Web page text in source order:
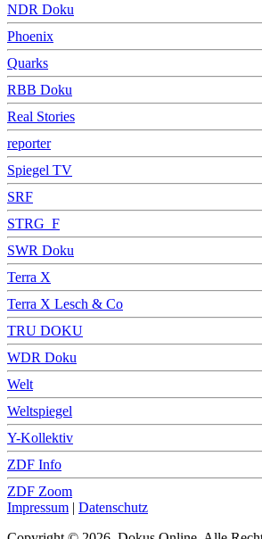
NDR Doku
Phoenix
Quarks
RBB Doku
Real Stories
reporter
Spiegel TV
SRF
STRG_F
SWR Doku
Terra X
Terra X Lesch & Co
TRU DOKU
WDR Doku
Welt
Weltspiegel
Y-Kollektiv
ZDF Info
ZDF Zoom
Impressum | Datenschutz